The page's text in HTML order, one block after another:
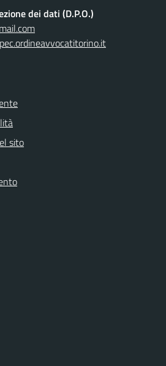
dei dati (D.P.O.)
sito